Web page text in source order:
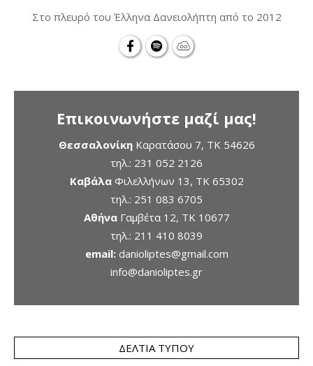
Στο πλευρό του Έλληνα Δανειολήπτη από το 2012
Επικοινωνήστε μαζί μας!
ΘεσσαλονίκηΚαρατάσου 7, TK 54626
τηλ.: 231 052 2126
ΚαβάλαΦιλελλήνων 13, ΤΚ 65302
τηλ.: 251 083 6705
ΑθήναΓαμβέτα 12, ΤΚ 10677
τηλ.: 211 410 8039
email: danioliptes@gmail.com
info@danioliptes.gr
ΔΕΛΤΊΑ ΤΎΠΟΥ